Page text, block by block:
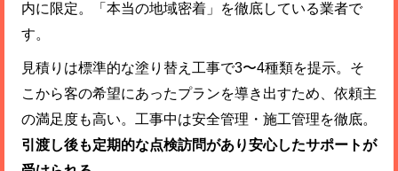
内に限定。「本当の地域密着」を徹底している業者で
す。
見積りは標準的な塗り替え工事で3〜4種類を提示。そ
こから客の希望にあったプランを導き出すため、依頼主
の満足度も高い。工事中は安全管理・施工管理を徹底。
引渡し後も定期的な点検訪問があり安心したサポートが